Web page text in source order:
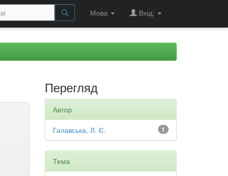
Мова Вхід:
Перегляд
Автор
1
Галавська, Л. Є.
Тема